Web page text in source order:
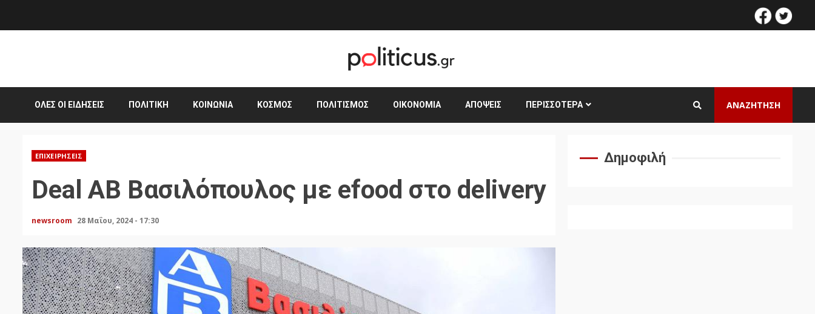
facebook
ΌΛΕΣ ΟΙ ΕΙΔΉΣΕΙΣ ΠΟΛΙΤΙΚΉ ΚΟΙΝΩΝΊΑ ΚΌΣΜΟΣ ΠΟΛΙΤΙΣΜΌΣ ΟΙΚΟΝΟΜΊΑ ΑΠΌΨΕΙΣ ΠΕΡΙΣΣΌΤΕΡΑ ΑΝΑΖΗΤΗΣΗ
ΕΠΙΧΕΙΡΉΣΕΙΣ
Deal ΑΒ Βασιλόπουλος με efood στο delivery
newsroom 28 Μαΐου, 2024 - 17:30
Δημοφιλή